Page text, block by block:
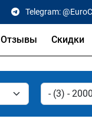
Telegram:
Отзывы Скидки